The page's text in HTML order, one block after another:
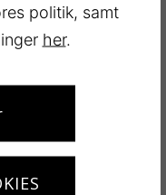
politik, samt
her.